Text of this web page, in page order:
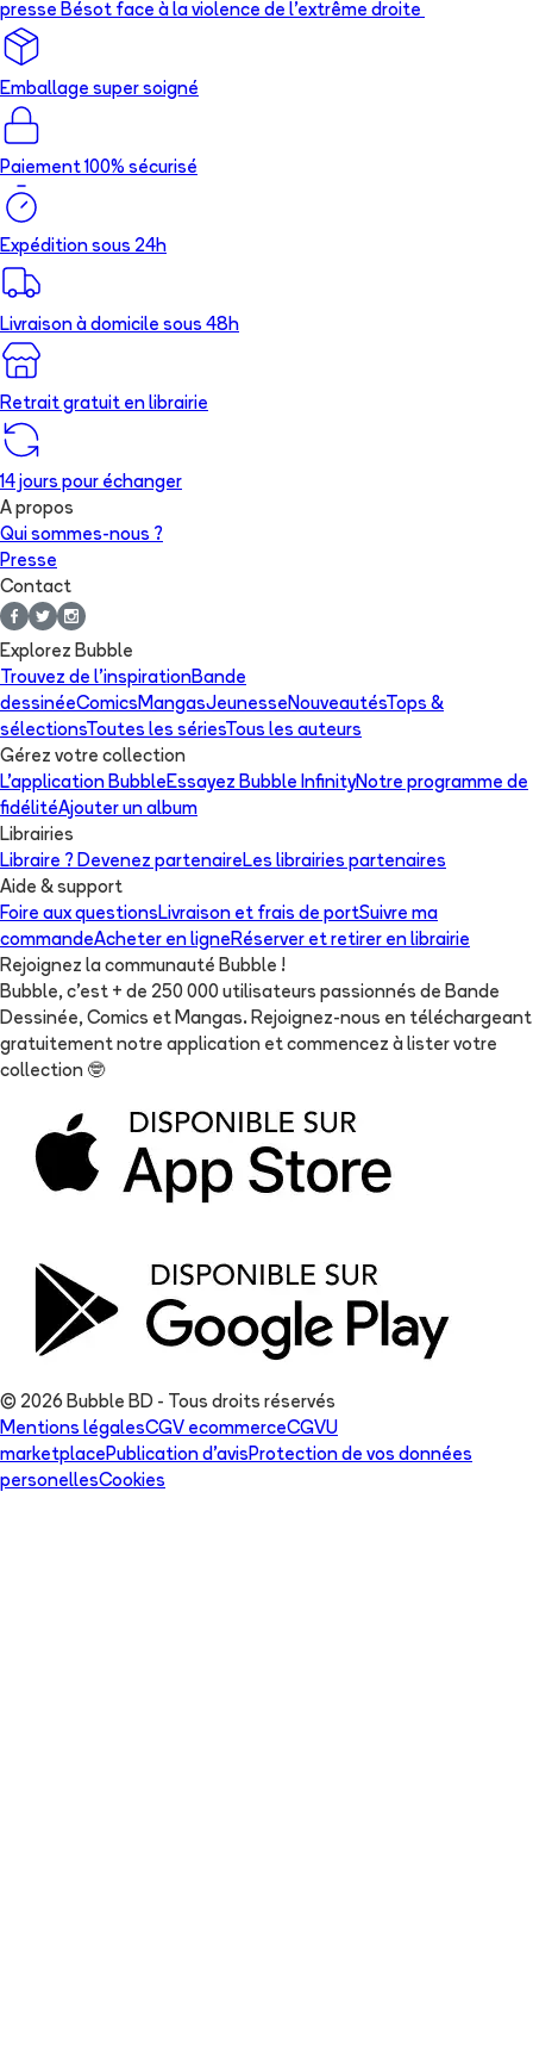
presse Bésot face à la violence de l’extrême droite
Emballage super soigné
Paiement 100% sécurisé
Expédition sous 24h
Livraison à domicile sous 48h
Retrait gratuit en librairie
14 jours pour échanger
A propos
Qui sommes-nous ?
Presse
Contact
Explorez Bubble
Trouvez de l'inspirationBande
dessinéeComics MangasJeunesse NouveautésTops &
sélectionsToutes les sériesTous les auteurs
Gérez votre collection
L'application Bubble Essayez Bubble InfinityNotre programme de
fidélitéAjouter un album
Librairies
Libraire ? Devenez partenaire Les librairies partenaires
Aide & support
Foire aux questions Livraison et frais de portSuivre ma
commandeAcheter en ligne Réserver et retirer en librairie
Rejoignez la communauté Bubble !
Bubble, c'est + de 250 000 utilisateurs passionnés de Bande
Dessinée, Comics et Mangas. Rejoignez-nous en téléchargeant
gratuitement notre application et commencez à lister votre
collection 🤓
© 2026 Bubble BD - Tous droits réservés
Mentions légalesCGV ecommerceCGVU
marketplace Publication d'avis Protection de vos données
personellesCookies